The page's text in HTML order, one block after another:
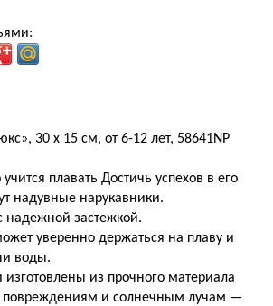
30 х 15 см, от 6-12 лет, 58641NP
плавать Достичь успехов в его
надувные нарукавники.
надежной застежкой.
уверенно держаться на плаву и
воды.
изготовлены из прочного материала
повреждениям и солнечным лучам —